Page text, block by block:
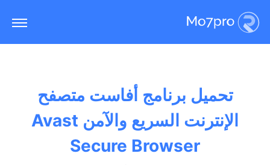
تحميل برنامج أفاست متصفح
الإنترنت السريع والآمن Avast
Secure Browser